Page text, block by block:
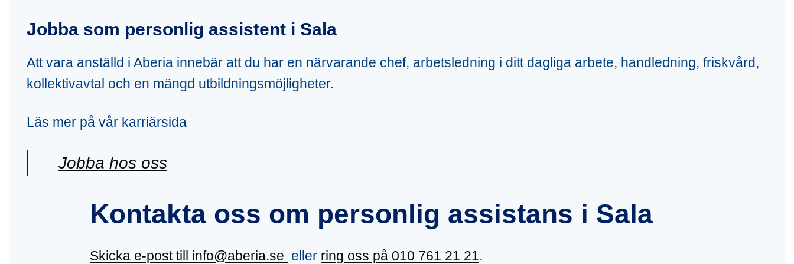
Jobba som personlig assistent i Sala
Att vara anställd i Aberia innebär att du har en närvarande chef, arbetsledning i ditt dagliga arbete, handledning, friskvård,
kollektivavtal och en mängd utbildningsmöjligheter.
Läs mer på vår karriärsida
Jobba hos oss
Kontakta oss om personlig assistans i Sala
Skicka e-post till info@aberia.se eller ring oss på 010 761 21 21.